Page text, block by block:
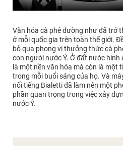
Văn hóa cà phê dường như đã trở
ở mỗi quốc gia trên toàn thế giới.
bỏ qua phong vị thưởng thức cà
con người nước Ý. Ở đất nước hình
là một nền văn hóa mà còn là một
trong mỗi buổi sáng của họ. Và
nổi tiếng Bialetti đã làm nên một
phần quan trọng trong việc xây
nước Ý.